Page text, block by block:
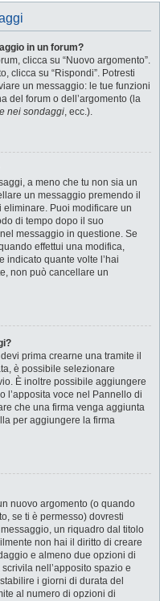
in un forum?
clicca su “Nuovo argomento”.
clicca su “Rispondi”. Potresti
un messaggio: le tue funzioni
del forum o dell’argomento (la
nei sondaggi, ecc.).
a meno che tu non sia un
un messaggio premendo il
Puoi modificare un
di tempo dopo il suo
nel messaggio in questione. Se
effettui una modifica,
indicato quante volte l’hai
non può cancellare un
prima crearne una tramite il
è possibile selezionare
È inoltre possibile aggiungere
l’apposita voce nel Pannello di
che una firma venga aggiunta
per aggiungere la firma
nuovo argomento (o quando
se ti è permesso) dovresti
un riquadro dal titolo
non hai il diritto di creare
e almeno due opzioni di
nell’apposito spazio e
i giorni di durata del
al numero di opzioni di